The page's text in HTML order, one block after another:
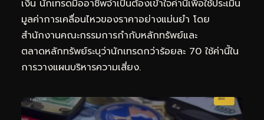
เงิน นักเทรดมืออาชีพจำเป็นต้องเข้าใจค่านี้เพื่อใช้ประเมิน
มูลค่าการเคลื่อนไหวของราคาอย่างแม่นยำ โดย
สำนักงานคณะกรรมการกำกับหลักทรัพย์และ
ตลาดหลักทรัพย์ระบุว่านักเทรดกว่าร้อยละ 70 ใช้ค่านี้ใน
การวางแผนบริหารความเสี่ยง.